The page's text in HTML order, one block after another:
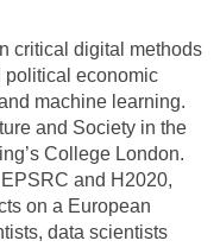
critical digital methods
political economic
machine learning.
and Society in the
College London.
and H2020,
on a European
data scientists